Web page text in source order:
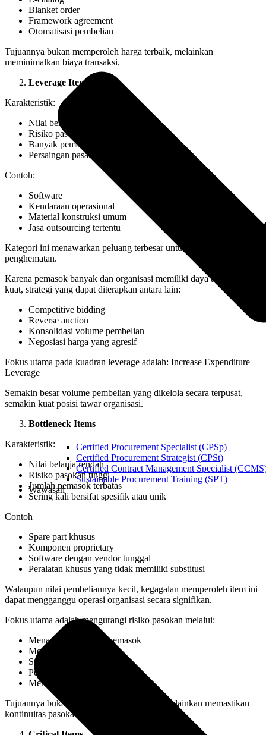
Certified Procurement Specialist (CPSp)
Certified Procurement Strategist (CPSt)
Certified Contract Management Specialist
Sustainable Procurement Training (SPT)
Wawasan
Blanket order
Framework agreement
Otomatisasi pembelian
Tujuannya bukan memperoleh harga terbaik, melainkan
meminimalkan biaya transaksi.
Leverage Items
Karakteristik:
Nilai belanja tinggi
Risiko pasokan rendah
Banyak pemasok tersedia
Persaingan pasar relatif tinggi
Contoh:
Software
Kendaraan operasional
Material konstruksi umum
Jasa outsourcing tertentu
Kategori ini menawarkan peluang terbesar untuk menghasilkan
penghematan.
Karena pemasok banyak dan organisasi memiliki daya tawar yang
kuat, strategi yang dapat diterapkan antara lain:
Competitive bidding
Reverse auction
Konsolidasi volume pembelian
Negosiasi harga yang agresif
Fokus utama pada kuadran leverage adalah: Increase Expenditure
Leverage
Semakin besar volume pembelian yang dikelola secara terpusat,
semakin kuat posisi tawar organisasi.
Bottleneck Items
Karakteristik:
Nilai belanja rendah
Risiko pasokan tinggi
Jumlah pemasok terbatas
Sering kali bersifat spesifik atau unik
Contoh
Spare part khusus
Komponen proprietary
Software dengan vendor tunggal
Peralatan khusus yang tidak memiliki substitusi
Walaupun nilai pembeliannya kecil, kegagalan memperoleh item ini
dapat mengganggu operasi organisasi secara signifikan.
Fokus utama adalah mengurangi risiko pasokan melalui:
Menambah alternatif pemasok
Menyimpan
Standardisasi spesifikasi
Pengembangan pemasok baru
Mencari produk substitusi
Tujuannya bukan mengejar penghematan, melainkan memastikan
kontinuitas pasokan.